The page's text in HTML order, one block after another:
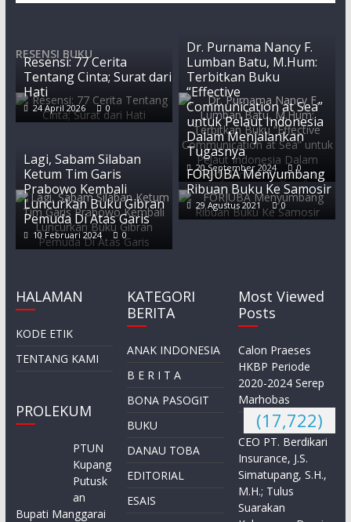
RESENSI BUKU
Resensi: 77 Cerita
Tentang Cinta; Surat dari
Hati
24 April 2026 0
Dr. Purnama Nancy F.
Lumban Batu, M.Hum:
Terbitkan Buku
“Effective
Communication at Sea”
untuk Pelaut Indonesia
Dalam Menjalankan
Tugasnya
20 September 2024 0
Lagi, Sabam Silaban
Ketum Tim Garis
Prabowo Kembali
Luncurkan Buku Gibran
Pemuda Di Atas Garis
10 Februari 2024 0
FORJUBA Menyumbang
Ribuan Buku Ke Samosir
29 Agustus 2021 0
HALAMAN
KODE ETIK
TENTANG KAMI
PROLEKUM
PTUN
Kupang
Putusk
an
Bupati Manggarai
KATEGORI
BERITA
ANAK INDONESIA
B E R I T A
BONA PASOGIT
BUKU
DANAU TOBA
EDITORIAL
ESAIS
Most Viewed
Posts
Calon Praeses
HKBP Periode
2020-2024 Serep
Marhobas
(17,722)
CEO PT. Berdikari
Insurance, J.S.
Simatupang, S.H.,
M.H.; Tulus
Suarakan